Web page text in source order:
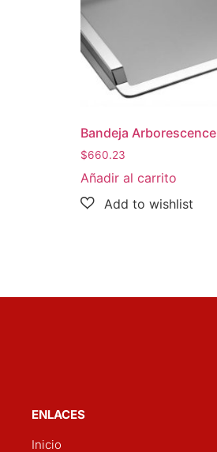
Bandeja Arborescence
$660.23
Añadir al carrito
ENLACES
Inicio